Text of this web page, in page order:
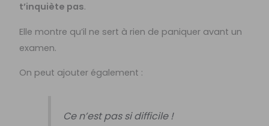
t’inquiète pas.
Elle montre qu’il ne sert à rien de paniquer avant un
examen.
On peut ajouter également :
Ce n’est pas si difficile !